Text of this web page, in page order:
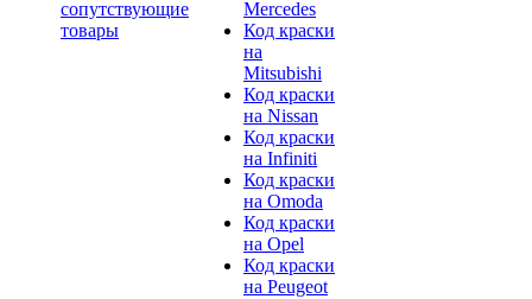
сопутствующие
товары
Mercedes
Код краски
на
Mitsubishi
Код краски
на Nissan
Код краски
на Infiniti
Код краски
на Omoda
Код краски
на Opel
Код краски
на Peugeot